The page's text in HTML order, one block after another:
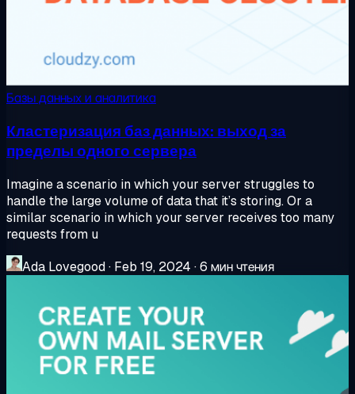
Базы данных и аналитика
Кластеризация баз данных: выход за
пределы одного сервера
Imagine a scenario in which your server struggles to
handle the large volume of data that it’s storing. Or a
similar scenario in which your server receives too many
requests from u
Ada Lovegood· Feb 19, 2024 ·6 мин чтения